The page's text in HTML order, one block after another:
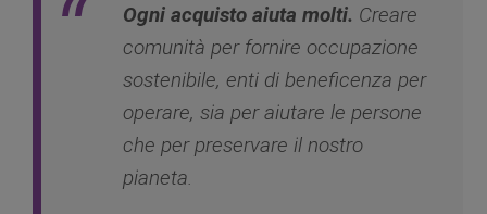
Ogni acquisto aiuta molti. Creare
comunità per fornire occupazione
sostenibile, enti di beneficenza per
operare, sia per aiutare le persone
che per preservare il nostro
pianeta.